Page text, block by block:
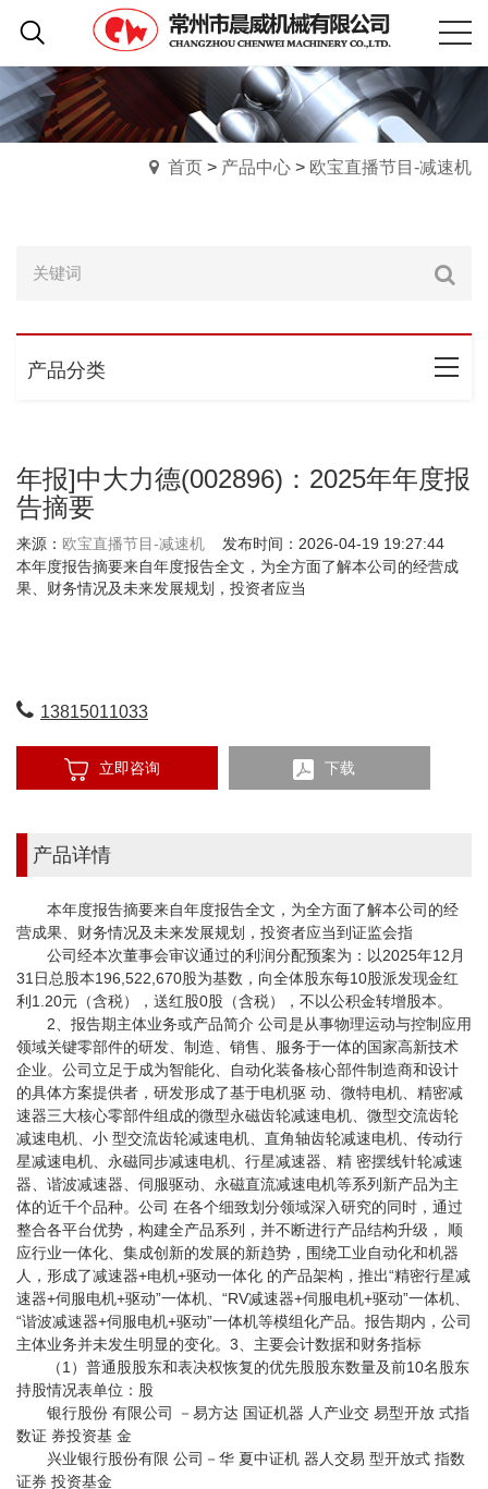
首页 > 产品中心 > 欧宝直播节目-减速机
产品分类
年报]中大力德(002896)：2025年年度报
告摘要
来源： 欧宝直播节目-减速机 发布时间：2026-04-19 19:27:44
本年度报告摘要来自年度报告全文，为全方面了解本公司的经营成
果、财务情况及未来发展规划，投资者应当
13815011033
立即咨询 下载
产品详情
本年度报告摘要来自年度报告全文，为全方面了解本公司的经
营成果、财务情况及未来发展规划，投资者应当到证监会指
公司经本次董事会审议通过的利润分配预案为：以2025年12月
31日总股本196,522,670股为基数，向全体股东每10股派发现金红
利1.20元（含税），送红股0股（含税），不以公积金转增股本。
2、报告期主体业务或产品简介 公司是从事物理运动与控制应用
领域关键零部件的研发、制造、销售、服务于一体的国家高新技术
企业。公司立足于成为智能化、自动化装备核心部件制造商和设计
的具体方案提供者，研发形成了基于电机驱 动、微特电机、精密减
速器三大核心零部件组成的微型永磁齿轮减速电机、微型交流齿轮
减速电机、小 型交流齿轮减速电机、直角轴齿轮减速电机、传动行
星减速电机、永磁同步减速电机、行星减速器、精 密摆线针轮减速
器、谐波减速器、伺服驱动、永磁直流减速电机等系列新产品为主
体的近千个品种。公司 在各个细致划分领域深入研究的同时，通过
整合各平台优势，构建全产品系列，并不断进行产品结构升级， 顺
应行业一体化、集成创新的发展的新趋势，围绕工业自动化和机器
人，形成了减速器+电机+驱动一体化 的产品架构，推出“精密行星减
速器+伺服电机+驱动”一体机、“RV减速器+伺服电机+驱动”一体机、
“谐波减速器+伺服电机+驱动”一体机等模组化产品。报告期内，公司
主体业务并未发生明显的变化。3、主要会计数据和财务指标
（1）普通股股东和表决权恢复的优先股股东数量及前10名股东
持股情况表单位：股
银行股份 有限公司 －易方达 国证机器 人产业交 易型开放 式指
数证 券投资基 金
兴业银行股份有限 公司－华 夏中证机 器人交易 型开放式 指数
证券 投资基金